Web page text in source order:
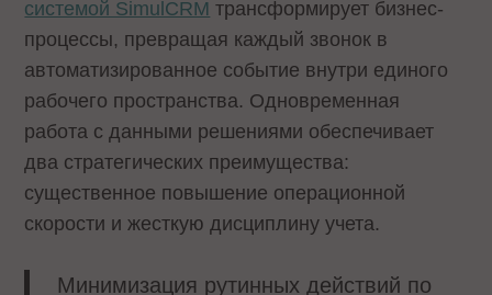
системой SimulCRM трансформирует бизнес-
процессы, превращая каждый звонок в
автоматизированное событие внутри единого
рабочего пространства. Одновременная
работа с данными решениями обеспечивает
два стратегических преимущества:
существенное повышение операционной
скорости и жесткую дисциплину учета.
Минимизация рутинных действий по